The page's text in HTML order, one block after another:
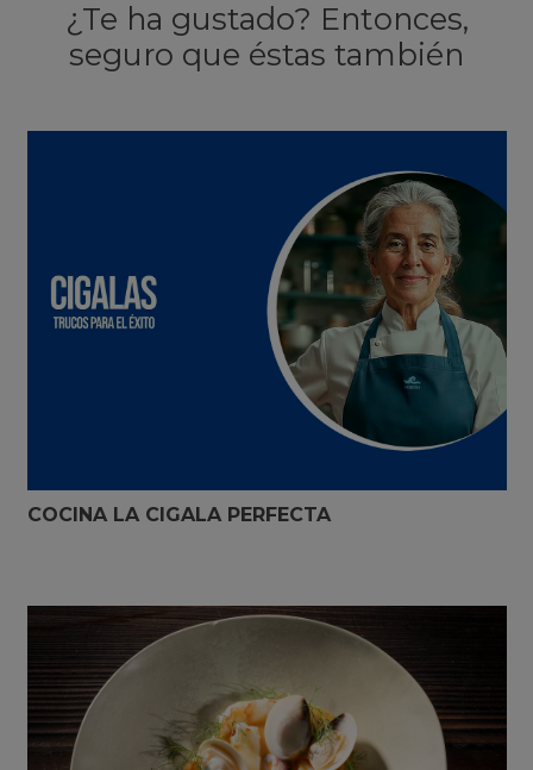
¿Te ha gustado? Entonces,
seguro que éstas también
COCINA LA CIGALA PERFECTA